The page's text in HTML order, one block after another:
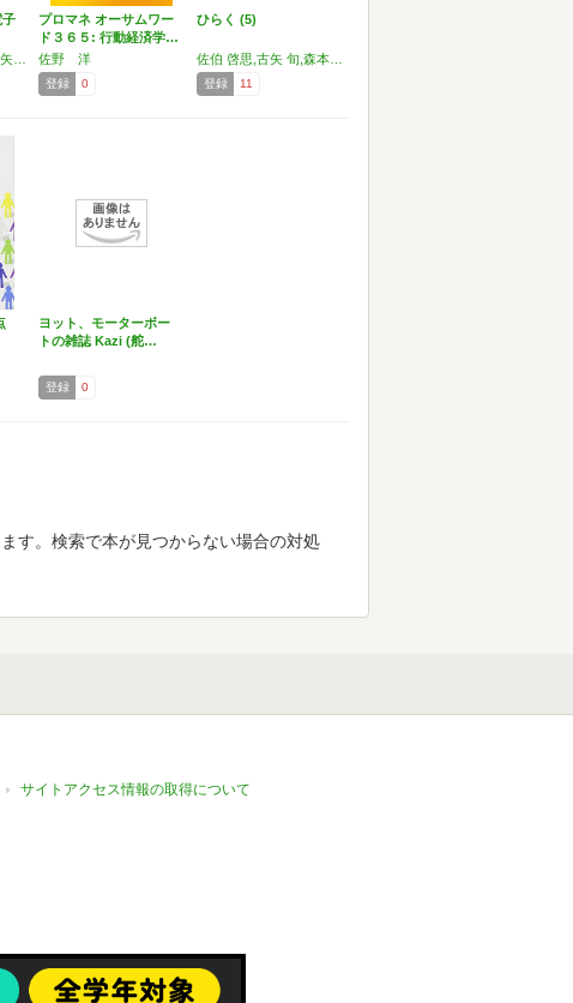
子
プロマネ オーサムワー
ド３６５: 行動経済学…
佐野 洋
登録 0
ひらく (5)
登録 11
ヨット、モーターボー
トの雑誌 Kazi (舵…
登録 0
す。検索で本が見つからない場合の対処
サイトアクセス情報の取得について